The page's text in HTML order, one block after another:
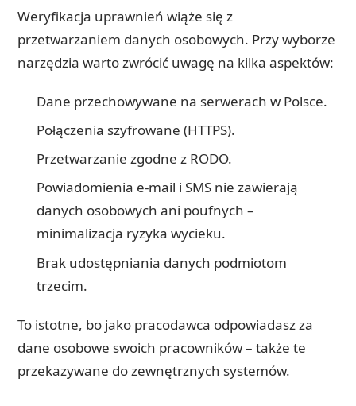
Weryfikacja uprawnień wiąże się z
przetwarzaniem danych osobowych. Przy wyborze
narzędzia warto zwrócić uwagę na kilka aspektów:
Dane przechowywane na serwerach w Polsce.
Połączenia szyfrowane (HTTPS).
Przetwarzanie zgodne z RODO.
Powiadomienia e-mail i SMS nie zawierają
danych osobowych ani poufnych –
minimalizacja ryzyka wycieku.
Brak udostępniania danych podmiotom
trzecim.
To istotne, bo jako pracodawca odpowiadasz za
dane osobowe swoich pracowników – także te
przekazywane do zewnętrznych systemów.